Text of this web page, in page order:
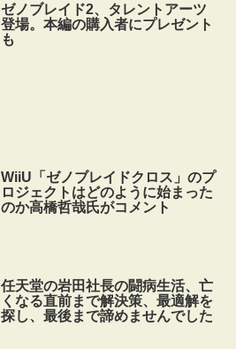
ゼノブレイド2、タレントアーツ
登場。本編の購入者にプレゼント
も
WiiU「ゼノブレイドクロス」のプ
ロジェクトはどのように始まった
のか高橋哲哉氏がコメント
任天堂の岩田社長の闘病生活、亡
くなる直前まで解決策、最適解を
探し、最後まで諦めませんでした